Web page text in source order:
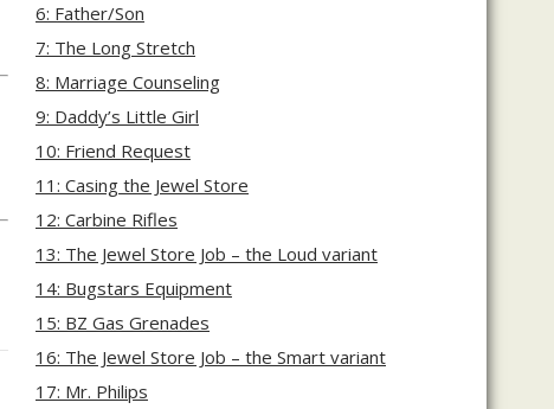
6: Father/Son
7: The Long Stretch
8: Marriage Counseling
9: Daddy’s Little Girl
10: Friend Request
11: Casing the Jewel Store
12: Carbine Rifles
13: The Jewel Store Job – the Loud variant
14: Bugstars Equipment
15: BZ Gas Grenades
16: The Jewel Store Job – the Smart variant
17: Mr. Philips